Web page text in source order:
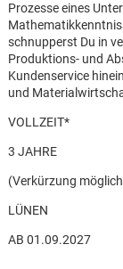
Prozesse eines
schnupperst Du in
Produktions- und
Kundenservice
und
VOLLZEIT*
3 JAHRE
(Verkürzung
LÜNEN
AB 01.09.2027